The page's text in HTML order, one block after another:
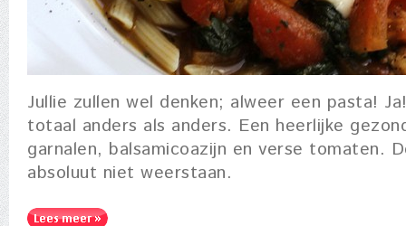
Jullie zullen wel denken; alweer een pasta!
totaal anders als anders. Een heerlijke
garnalen, balsamicoazijn en verse tomaten.
absoluut niet weerstaan.